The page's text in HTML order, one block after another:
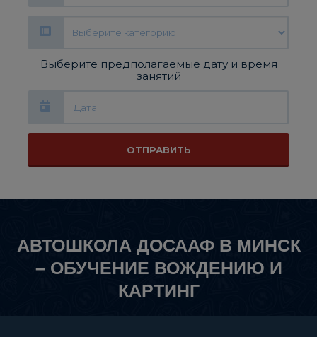
Выберите предполагаемые дату и время
занятий
ОТПРАВИТЬ
АВТОШКОЛА ДОСААФ В МИНСК
– ОБУЧЕНИЕ ВОЖДЕНИЮ И
КАРТИНГ